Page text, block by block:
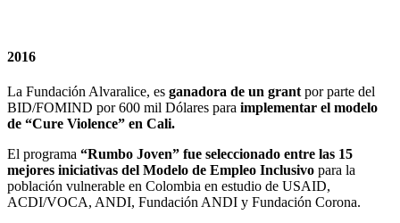
2016
La Fundación Alvaralice, es ganadora de un grant por parte del
BID/FOMIND por 600 mil Dólares para implementar el modelo
de “Cure Violence” en Cali.
El programa “Rumbo Joven” fue seleccionado entre las 15
mejores iniciativas del Modelo de Empleo Inclusivo para la
población vulnerable en Colombia en estudio de USAID,
ACDI/VOCA, ANDI, Fundación ANDI y Fundación Corona.